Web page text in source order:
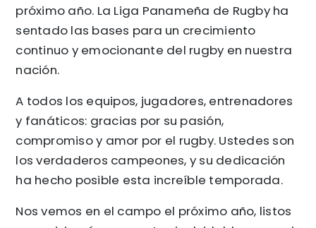
próximo año. La Liga Panameña de Rugby ha
sentado las bases para un crecimiento
continuo y emocionante del rugby en nuestra
nación.
A todos los equipos, jugadores, entrenadores
y fanáticos: gracias por su pasión,
compromiso y amor por el rugby. Ustedes son
los verdaderos campeones, y su dedicación
ha hecho posible esta increíble temporada.
Nos vemos en el campo el próximo año, listos